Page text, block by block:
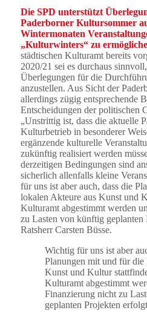
Die SPD unterstützt
Paderborner Kultursommer
Wintermonaten
„Kulturwinters“ zu
städtischen Kulturamt bereits
2020/21 sei es durchaus
Überlegungen für die
anzustellen. Aus Sicht der
allerdings zügig entsprechende
Entscheidungen der politischen
„Unstrittig ist, dass die aktuelle
Kulturbetrieb in besonderer
ergänzende kulturelle
zukünftig realisiert werden
derzeitigen Bedingungen sind
sicherlich allenfalls kleine
für uns ist aber auch, dass die
lokalen Akteure aus Kunst und
Kulturamt abgestimmt werden
zu Lasten von künftig geplanten
Ratsherr Carsten Büsse.
Wichtig für uns ist aber
Planungen mit und für die
Kunst und Kultur
Kulturamt abgestimmt
Finanzierung nicht zu
geplanten Projekten erfolgt